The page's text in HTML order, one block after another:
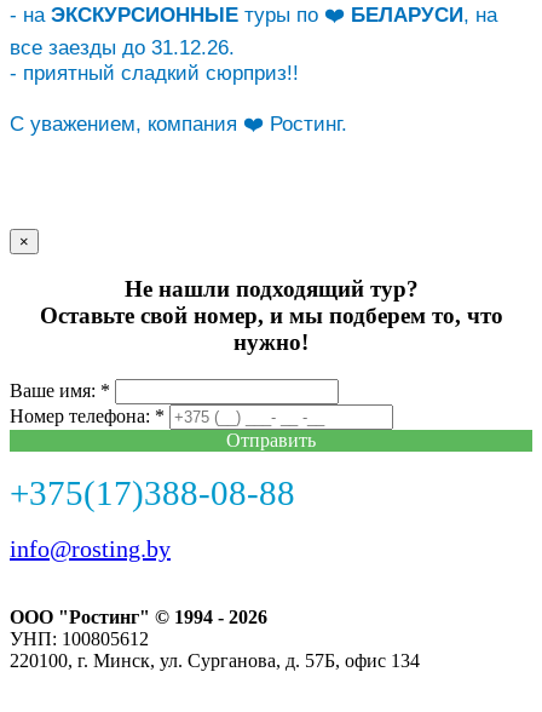
- на ЭКСКУРСИОННЫЕ туры по ❤️ БЕЛАРУСИ, на
все заезды до 31.12.26.
- приятный сладкий сюрприз!!
С уважением, компания ❤️ Ростинг.
×
Не нашли подходящий тур?
Оставьте свой номер, и мы подберем то, что
нужно!
Ваше имя: *
Номер телефона: *
Отправить
+375(17)388-08-88
info@rosting.by
ООО "Ростинг" © 1994 - 2026
УНП: 100805612
220100, г. Минск, ул. Сурганова, д. 57Б, офис 134